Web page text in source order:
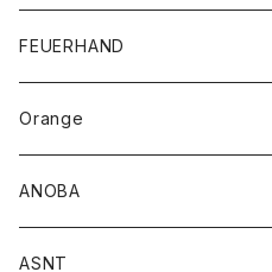
FEUERHAND
Orange
ANOBA
ASNT